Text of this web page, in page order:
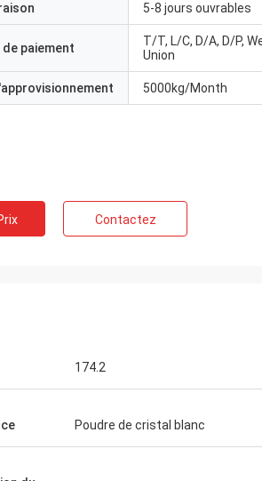
5-8 jours ouvrables
paiement
T/T, L/C, D/A, D/P,
Union
5000kg/Month
Contactez
174.2
Poudre de cristal blanc